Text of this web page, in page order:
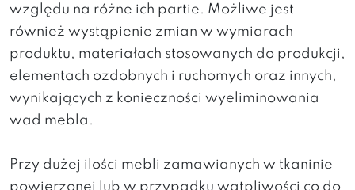
względu na różne ich partie. Możliwe jest
również wystąpienie zmian w wymiarach
produktu, materiałach stosowanych do produkcji,
elementach ozdobnych i ruchomych oraz innych,
wynikających z konieczności wyeliminowania
wad mebla.
Przy dużej ilości mebli zamawianych w tkaninie
powierzonej lub w przypadku wątpliwości co do